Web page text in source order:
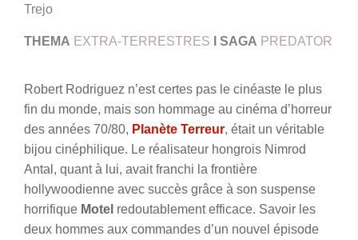
Trejo
THEMA EXTRA-TERRESTRES SAGA PREDATOR
Robert Rodriguez n’est certes pas le cinéaste le plus
fin du monde, mais son hommage au cinéma d’horreur
des années 70/80, Planète Terreur, était un véritable
bijou cinéphilique. Le réalisateur hongrois Nimrod
Antal, quant à lui, avait franchi la frontière
hollywoodienne avec succès grâce à son suspense
horrifique Motel redoutablement efficace. Savoir les
deux hommes aux commandes d’un nouvel épisode